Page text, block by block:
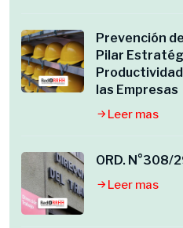
Prevención
Pilar
las Empresas
Leer mas
ORD. N°308/
Leer mas